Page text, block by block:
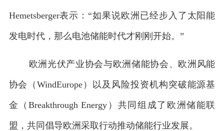
Hemetsberger表示：“如果说欧洲已经步入了太阳能
发电时代，那么电池储能时代才刚刚开始。”
欧洲光伏产业协会与欧洲储能协会、欧洲风能
协会（WindEurope）以及风险投资机构突破能源基
金（Breakthrough Energy）共同组成了欧洲储能联
盟，共同倡导欧洲采取行动推动储能行业发展。